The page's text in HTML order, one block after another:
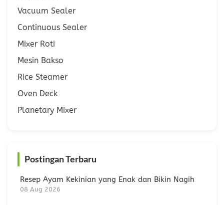
Vacuum Sealer
Continuous Sealer
Mixer Roti
Mesin Bakso
Rice Steamer
Oven Deck
Planetary Mixer
Postingan Terbaru
Resep Ayam Kekinian yang Enak dan Bikin Nagih
08 Aug 2026